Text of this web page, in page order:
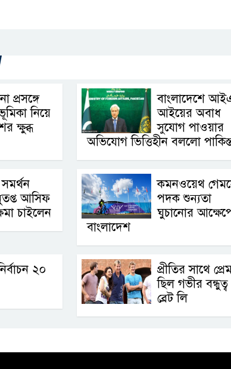
প্রসঙ্গে
নিয়ে
ক্ষুব্ধ
বাংলাদেশে
আইয়ের অবাধ
সুযোগ পাওয়ার
অভিযোগ ভিত্তিহীন বললো
আসিফ
চাইলেন
কমনওয়েথ
পদক শুন্যতা
ঘুচানোর
বাংলাদেশ
২০
প্রীতির সাথে
ছিল গভীর বন্ধুত্ব
ব্রেট লি